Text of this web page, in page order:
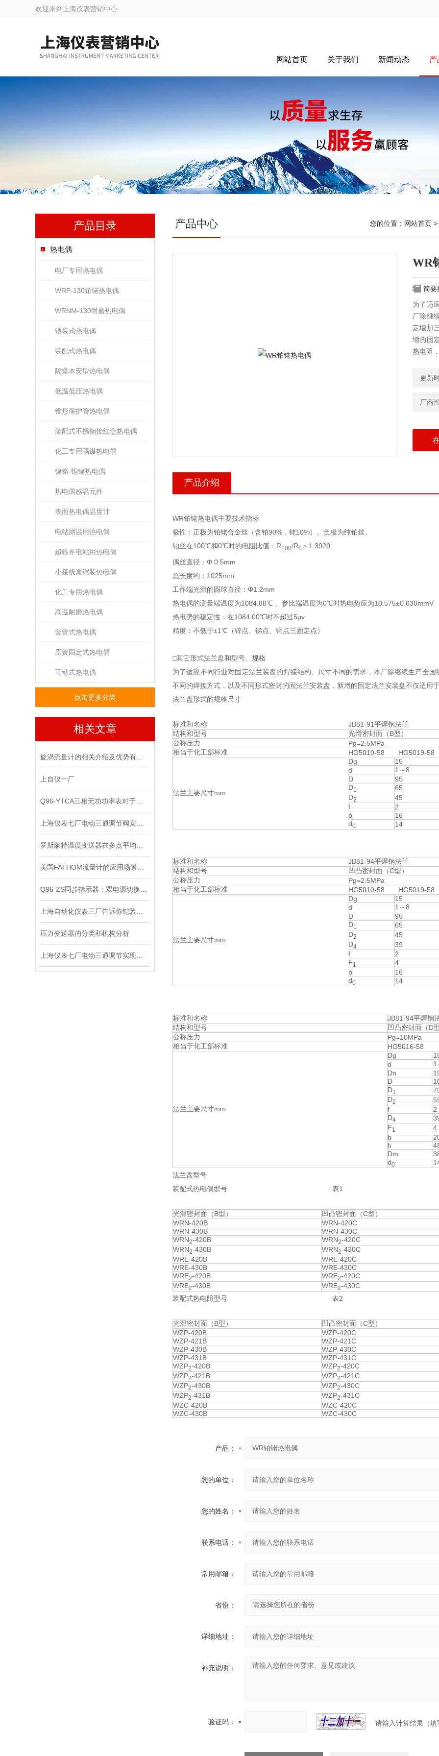
欢迎来到 上海仪表营销中心
网站首页 关于我们 新闻动态 产
产品目录
热电偶
电厂专用热电偶
WRP-130铂铑热电偶
WRNM-130耐磨热电偶
铠装式热电偶
装配式热电偶
隔爆本安型热电偶
低温低压热电偶
锥形保护管热电偶
装配式不锈钢接线盒热电偶
化工专用隔爆热电偶
镍铬-铜镍热电偶
热电偶感温元件
表面热电偶温度计
电站测温用热电偶
超临界电站用热电偶
小接线盒铠装热电偶
化工专用热电偶
高温耐磨热电偶
套管式热电偶
压簧固定式热电偶
可动式热电偶
点击更多分类
相关文章
上自仪一厂
压力变送器的分类和机构分析
产品中心 您的位置： 网站首页 >
WR
简要
为了适
厂除继
定增加
增的固
热电阻．
更新
厂商
产品介绍
WR铂铑热电偶主要技术指标
极性：正极为铂铑合金丝（含铂90%，铑10%）。负极为纯铂丝。
铂丝在100℃和0℃时的电阻比值：R100/R0 ＞1.3920
偶丝直径：Φ 0.5mm
总长度约：1025mm
工作端光滑的圆球直径：Φ1.2mm
热电偶的测量端温度为1084.88℃ 、参比端温度为0℃时热电势应为10.575±0.030mmV
热电势的稳定性：在1084.00℃时不超过5μv
精度：不低于±1℃（锌点、锑点、铜点三固定点）
□其它形式法兰盘和型号、规格
为了适应不同行业对固定法兰装盘的焊接结构、尺寸不同的需求，本厂除继续生产全
不同的焊接方式，以及不同形式密封的固法兰安装盘，新增的固定法兰安装盘不仅适用
法兰盘形式的规格尺寸
标准和名称
JB81-91平焊钢法兰
结构和型号
光滑密封面（B型）
公称压力
Pg=2.5MPa
相当于化工部标准
HG5010-58 HG5019-58
法兰主要尺寸mm
Dg 15
d
1～8
D
95
D1 65
D2 45
f
2
b
16
d0 14
标准和名称
JB81-94平焊钢法兰
结构和型号
凹凸密封面（C型）
公称压力
Pg=2.5MPa
相当于化工部标准
HG5010-58 HG5019-58
法兰主要尺寸mm
Dg 15
d
1～8
D
95
D1 65
D2 45
D4 39
f
2
F1 4
b
16
d0 14
标准和名称
JB81-94平焊钢
结构和型号
凹凸密封面（D型
公称压力
Pg=10MPa
相当于化工部标准
HG5016-58
法兰主要尺寸mm
Dg
d
1
Dn
D
D1
D2
f
2
D4
F1 4
b
h
Dm
d0
法兰盘型号
装配式热电偶型号 表1
光滑密封面（B型） 凹凸密封面（C型）
WRN-420B
WRN-420C
WRN-430B
WRN-430C
WRN2-420B WRN2-420C
WRN2-430B WRN2-430C
WRE-420B
WRE-420C
WRE-430B
WRE-430C
WRE2-420B WRE2-420C
WRE2-430B WRE2-430C
装配式热电阻型号 表2
光滑密封面（B型） 凹凸密封面（C型）
WZP-420B
WZP-420C
WZP-421B
WZP-421C
WZP-430B
WZP-430C
WZP-431B
WZP-431C
WZP2-420B WZP2-420C
WZP2-421B WZP2-421C
WZP2-430B WZP2-430C
WZP2-431B WZP2-431C
WZC-420B
WZC-420C
WZC-430B
WZC-430C
产品：
您的单位：
您的姓名：
联系电话：
常用邮箱：
省份：
详细地址：
补充说明：
验证码： 请输入计算结果（